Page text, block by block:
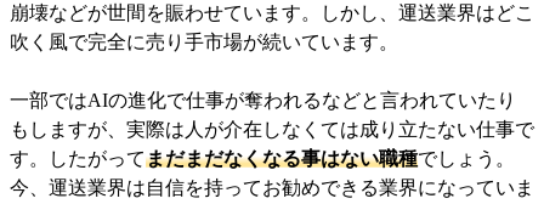
崩壊などが世間を賑わせています。しかし、運送業界はどこ
吹く風で完全に売り手市場が続いています。
一部ではAIの進化で仕事が奪われるなどと言われていたり
もしますが、実際は人が介在しなくては成り立たない仕事で
す。したがってまだまだなくなる事はない職種でしょう。
今、運送業界は自信を持ってお勧めできる業界になっていま